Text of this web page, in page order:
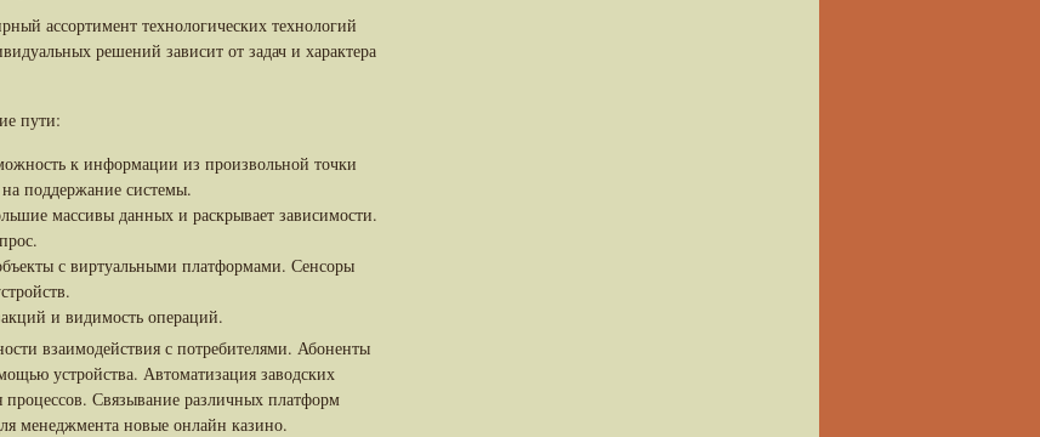
ассортимент технологических технологий
решений зависит от задач и характера
пути:
к информации из произвольной точки
поддержание системы.
массивы данных и раскрывает зависимости.
с виртуальными платформами. Сенсоры
и видимость операций.
взаимодействия с потребителями. Абоненты
устройства. Автоматизация заводских
Связывание различных платформ
менеджмента новые онлайн казино.